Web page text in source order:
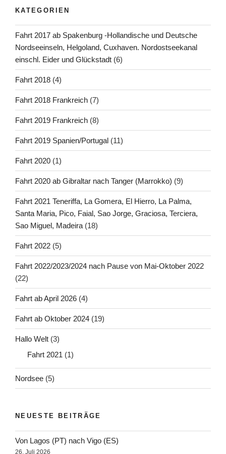
KATEGORIEN
Fahrt 2017 ab Spakenburg -Hollandische und Deutsche
Nordseeinseln, Helgoland, Cuxhaven. Nordostseekanal
einschl. Eider und Glückstadt (6)
Fahrt 2018 (4)
Fahrt 2018 Frankreich (7)
Fahrt 2019 Frankreich (8)
Fahrt 2019 Spanien/Portugal (11)
Fahrt 2020 (1)
Fahrt 2020 ab Gibraltar nach Tanger (Marrokko) (9)
Fahrt 2021 Teneriffa, La Gomera, El Hierro, La Palma,
Santa Maria, Pico, Faial, Sao Jorge, Graciosa, Terciera,
Sao Miguel, Madeira (18)
Fahrt 2022 (5)
Fahrt 2022/2023/2024 nach Pause von Mai-Oktober 2022
(22)
Fahrt ab April 2026 (4)
Fahrt ab Oktober 2024 (19)
Hallo Welt (3)
Fahrt 2021 (1)
Nordsee (5)
NEUESTE BEITRÄGE
Von Lagos (PT) nach Vigo (ES)
26. Juli 2026